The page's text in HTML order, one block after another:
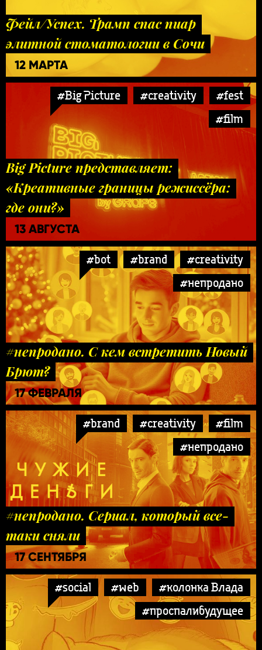
Фейл/Успех. Трамп спас пиар
элитной стоматологии в Сочи
12 МАРТА
#Big Picture #creativity
#fest
#film
Big Picture представляет:
«Креативные границы режиссёра:
где они?»
13 АВГУСТА
#bot #brand
#creativity
#непродано
#непродано. С кем встретить Новый
Брют?
17 ФЕВРАЛЯ
#brand #creativity
#film
#непродано
#непродано. Сериал, который все-
таки сняли
17 СЕНТЯБРЯ
#social #web
#колонка Влада
#проспалибудущее